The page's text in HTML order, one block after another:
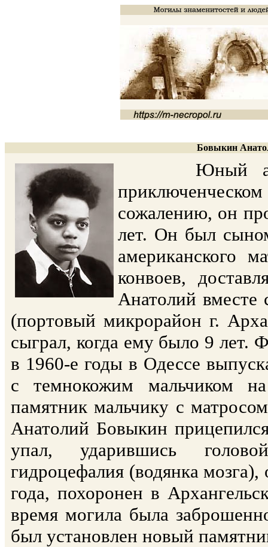
Бовыкин
Юный
сожалению, он
лет. Он был
американского
конвоев,
Анатолий вместе
(портовый микрорайон г.
сыграл, когда ему было 9 лет.
в 1960-е годы в Одессе
с темнокожим мальчиком
памятник мальчику с
Анатолий Бовыкин
упал, ударившись
гидроцефалия (водянка
года, похоронен в
время могила была
был установлен новый